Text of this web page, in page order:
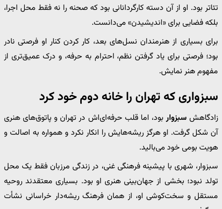
تئاتر بود. او از آن دسته کارگردانانی بود که صحنه را نه فقط محل اجرا،
بلکه فضایی برای «اندیشیدن» می‌دانست.
برای بسیاری از هنرمندان نسل‌های بعد، کار کردن کنار او فرصتی نادر
بود؛ فرصتی برای یاد گرفتن نظم، احترام به حرفه، و درک عمیق‌تری از
مفهوم هنر نمایش.
سبزواری که تهران را خانه دوم خود کرد
زادگاهش سبزواربود، اما قلب حرفه‌ای‌اش در تهران و پاتوق‌های هنری
آن شکل گرفت. او هرگز ریشه‌هایش را انکار نکرد و همواره به اصالت و
هویت بومی خود می‌بالید.
سبزوار، شهری با پیشینه فرهنگی غنی، در زندگی مرزبان فقط یک محل
تولد نبود؛ بخشی از جهان‌بینی هنری او بود. بسیاری معتقدند روحیه
مستقل و سخت‌کوشی او، از همان فرهنگ ریشه‌دار خراسانی نشأت